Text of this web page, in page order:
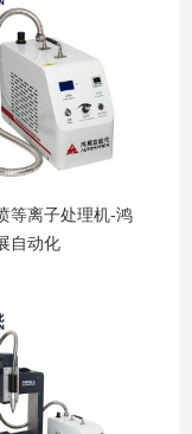
等离子处理机-鸿
自动化